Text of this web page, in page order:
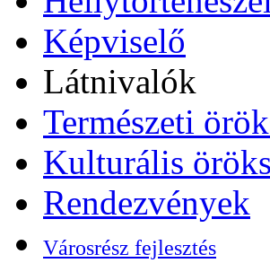
Képviselő
Látnivalók
Természeti
Kulturális
Rendezvények
Városrész fejlesztés